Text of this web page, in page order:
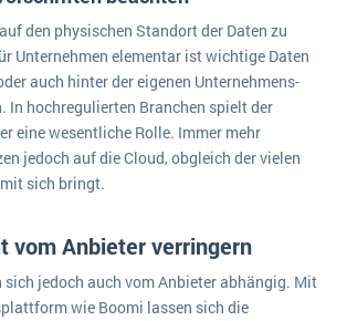
der Produktion
den physischen Standort der Daten zu
Unternehmen elementar ist wichtige Daten
auch hinter der eigenen Unternehmens-
In hochregulierten Branchen spielt der
eine wesentliche Rolle. Immer mehr
jedoch auf die Cloud, obgleich der vielen
sich bringt.
vom Anbieter verringern
sich jedoch auch vom Anbieter abhängig. Mit
wie Boomi lassen sich die